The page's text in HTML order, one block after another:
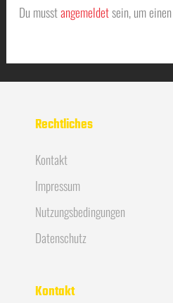
Du musstangemeldetsein, um
Rechtliches
Kontakt
Impressum
Nutzungsbedingungen
Datenschutz
Kontakt